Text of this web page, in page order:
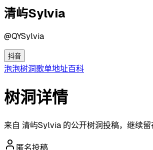
清屿Sylvia
@QYSylvia
抖音
泡泡树洞歌单地址百科
树洞详情
来自 清屿Sylvia 的公开树洞投稿，继续留
匿名投稿